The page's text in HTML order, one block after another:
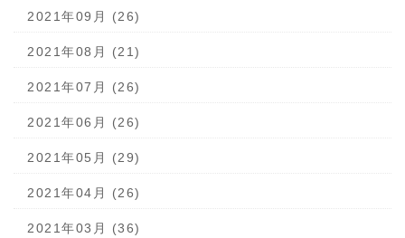
2021年09月 (26)
2021年08月 (21)
2021年07月 (26)
2021年06月 (26)
2021年05月 (29)
2021年04月 (26)
2021年03月 (36)